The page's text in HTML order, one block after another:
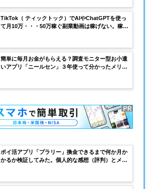
TikTok（ ティックトック）でAIやChatGPTを使っ
て月10万・・・50万稼ぐ副業動画は稼げない。稼げ
簡単に毎月お金がもらえる？調査モニター型お小遣
いアプリ「ニールセン」３年使って分かったメリッ
ポイ活アプリ「プラリー」換金できるまで何か月か
かるか検証してみた。個人的な感想（評判）とメリ